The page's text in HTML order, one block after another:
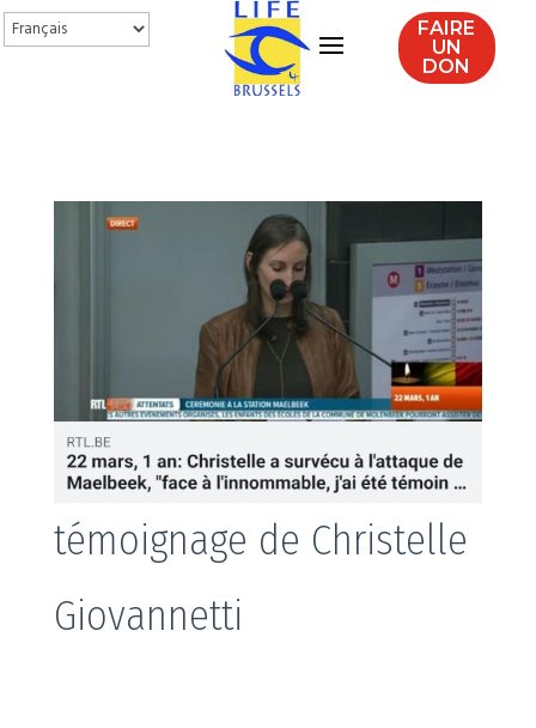
FAIRE
UN
DON
témoignage de Christelle
Giovannetti